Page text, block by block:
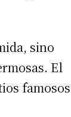
sino
El
famosos